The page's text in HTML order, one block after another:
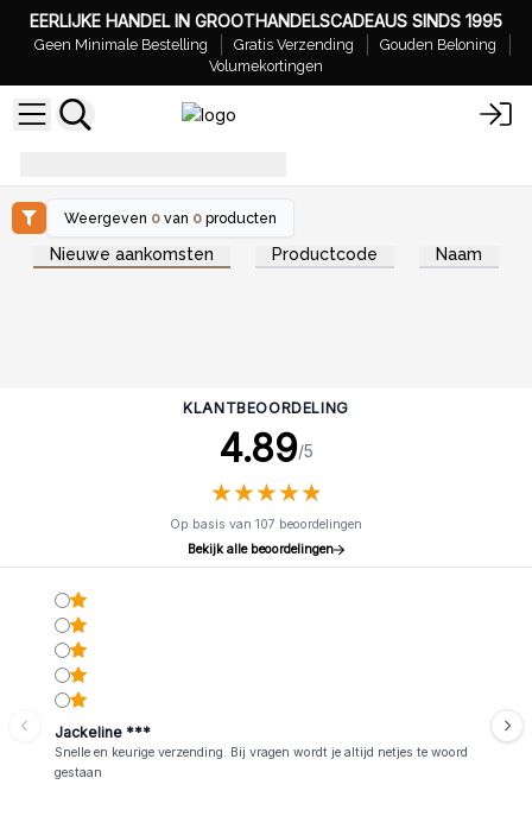
EERLIJKE HANDEL IN GROOTHANDELSCADEAUS SINDS 1995
Geen Minimale Bestelling Gratis Verzending
Gouden Beloning
Volumekortingen
Weergeven 0 van 0 producten
Nieuwe aankomsten Productcode Naam
KLANTBEOORDELING
4.89/5
★★★★★
★★★★★
Op basis van 107 beoordelingen
Bekijk alle beoordelingen
Jackeline ***
Snelle en keurige verzending. Bij vragen wordt je altijd netjes te woord
gestaan